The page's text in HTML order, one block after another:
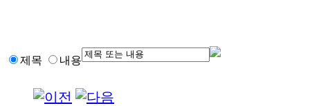
제목 내용